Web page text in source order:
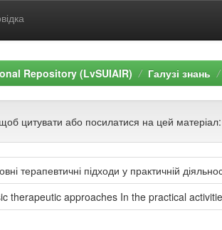
Repository (LvSUIAIR) Галузі знань
цитувати або посилатися на цей матеріал:
терапевтичні підходи у практичній
therapeutic approaches In the practical